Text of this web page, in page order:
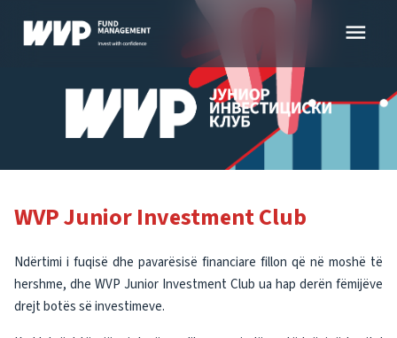
content
menu
WVP Junior Investment Club
Ndërtimi i fuqisë dhe pavarësisë financiare fillon që në moshë të
hershme, dhe WVP Junior Investment Club ua hap derën fëmijëve
drejt botës së investimeve.